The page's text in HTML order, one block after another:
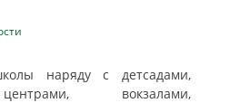
наряду с детсадами,
вокзалами,